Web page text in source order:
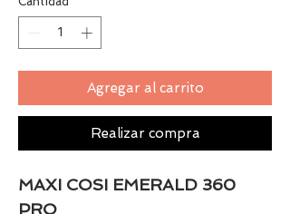
Agregar al carrito
Realizar compra
MAXI COSI EMERALD 360
PRO